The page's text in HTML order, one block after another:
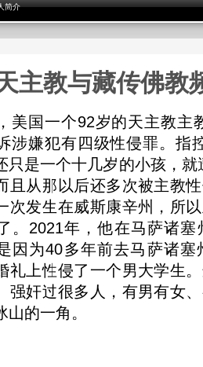
简介
主教与藏传佛教
美国一个92岁的天主教主
涉嫌犯有四级性侵罪。指
只是一个十几岁的小孩，就
且从那以后还多次被主教
次发生在威斯康辛州，所
。2021年，他在马萨诸
因为40多年前去马萨诸塞
礼上性侵了一个男大学生
强奸过很多人，有男有女
山的一角。